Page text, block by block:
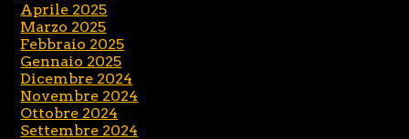
Aprile 2025
Marzo 2025
Febbraio 2025
Gennaio 2025
Dicembre 2024
Novembre 2024
Ottobre 2024
Settembre 2024